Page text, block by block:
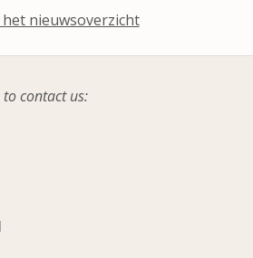
nieuwsoverzicht
contact us: